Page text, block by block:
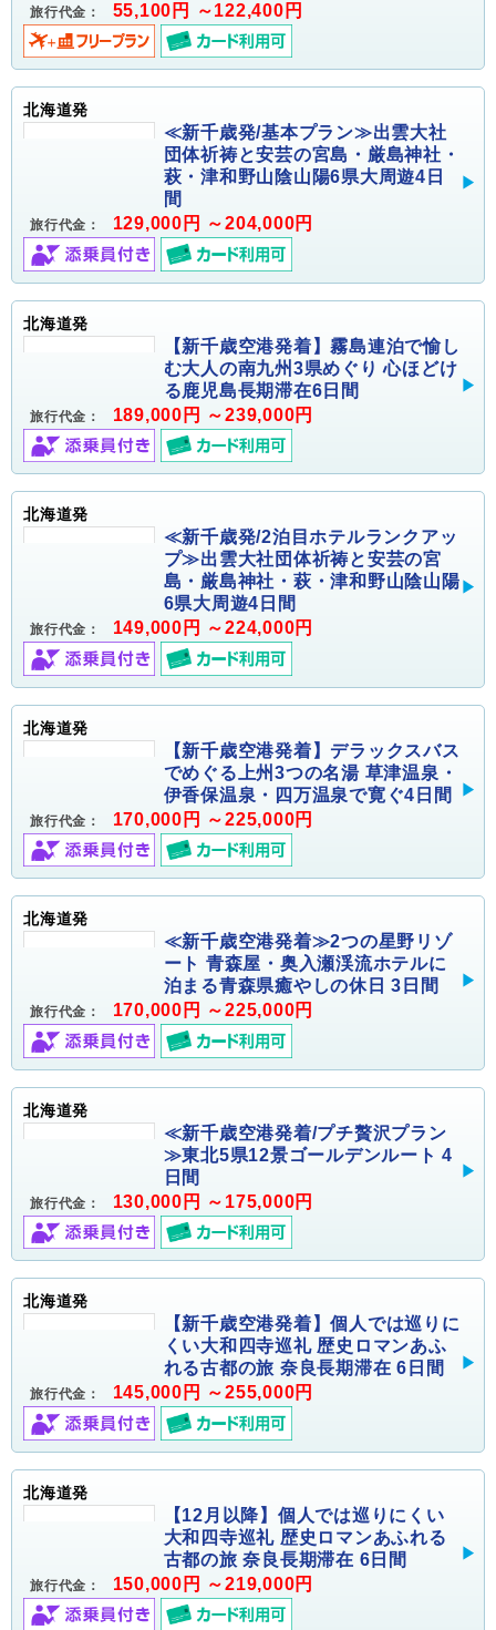
旅行代金： 55,100円 ～122,400円
北海道発
≪新千歳発/基本プラン≫出雲大社
団体祈祷と安芸の宮島・厳島神社・
萩・津和野山陰山陽6県大周遊4日
間
旅行代金： 129,000円 ～204,000円
北海道発
【新千歳空港発着】霧島連泊で愉し
む大人の南九州3県めぐり 心ほどけ
る鹿児島長期滞在6日間
旅行代金： 189,000円 ～239,000円
北海道発
≪新千歳発/2泊目ホテルランクアッ
プ≫出雲大社団体祈祷と安芸の宮
島・厳島神社・萩・津和野山陰山陽
6県大周遊4日間
旅行代金： 149,000円 ～224,000円
北海道発
【新千歳空港発着】デラックスバス
でめぐる上州3つの名湯 草津温泉・
伊香保温泉・四万温泉で寛ぐ4日間
旅行代金： 170,000円 ～225,000円
北海道発
≪新千歳空港発着≫2つの星野リゾ
ート 青森屋・奥入瀬渓流ホテルに
泊まる青森県癒やしの休日 3日間
旅行代金： 170,000円 ～225,000円
北海道発
≪新千歳空港発着/プチ贅沢プラン
≫東北5県12景ゴールデンルート 4
日間
旅行代金： 130,000円 ～175,000円
北海道発
【新千歳空港発着】個人では巡りに
くい大和四寺巡礼 歴史ロマンあふ
れる古都の旅 奈良長期滞在 6日間
旅行代金： 145,000円 ～255,000円
北海道発
【12月以降】個人では巡りにくい
大和四寺巡礼 歴史ロマンあふれる
古都の旅 奈良長期滞在 6日間
旅行代金： 150,000円 ～219,000円